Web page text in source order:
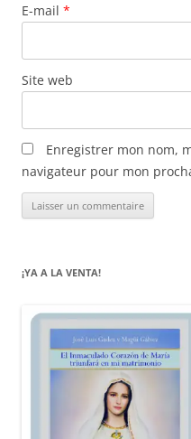
E-mail *
Site web
Enregistrer mon nom,
navigateur pour mon
¡YA A LA VENTA!